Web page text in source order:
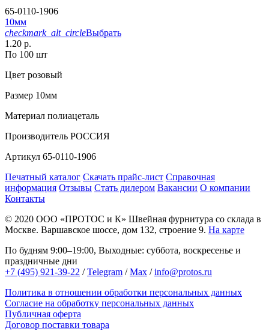
65-0110-1906
10мм
checkmark_alt_circleВыбрать
1.20 р.
По 100 шт
Цвет розовый
Размер 10мм
Материал полиацеталь
Производитель РОССИЯ
Артикул 65-0110-1906
Печатный каталог Скачать прайс-лист Справочная
информация Отзывы Стать дилером Вакансии О компании
Контакты
© 2020 ООО «ПРОТОС и К» Швейная фурнитура со склада в
Москве. Варшавское шоссе, дом 132, строение 9. На карте
По будням 9:00–19:00, Выходные: суббота, воскресенье и
праздничные дни
+7 (495) 921-39-22 /Telegram /Max /info@protos.ru
Политика в отношении обработки персональных данных
Согласие на обработку персональных данных
Публичная оферта
Договор поставки товара